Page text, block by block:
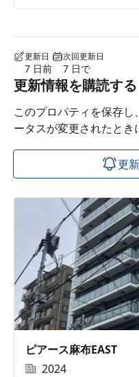
更新日
7 日前
次回更新日
7 日で
更新情報を購読する
このプロパティを保存
ータスが変更されたと
更
ピアース麻布EAST
2024